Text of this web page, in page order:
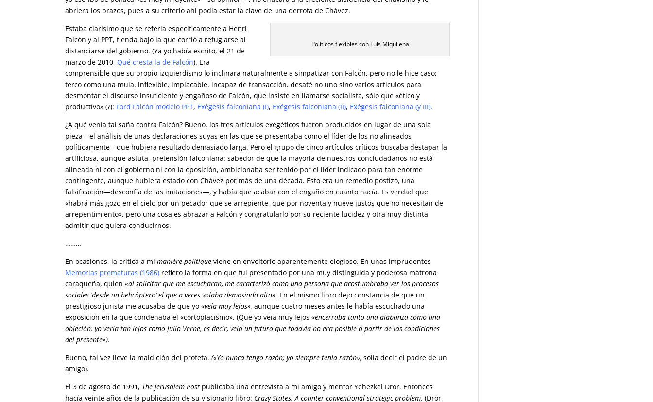
abriera los brazos, pues a su criterio ahí podía estar la clave de una derrota de Chávez.
Políticos flexibles con Luis Miquilena
Estaba clarísimo que se refería específicamente a Henri
Falcón y al PPT, tienda bajo la que corrió a refugiarse al
distanciarse del gobierno. (Ya yo había escrito, el 21 de
marzo de 2010, Qué cresta la de Falcón). Era
comprensible que su propio izquierdismo lo inclinara naturalmente a simpatizar con Falcón, pero no le hice caso;
terco como una mula, inflexible, implacable, incapaz de transacción, desaté no uno sino varios artículos para
desmontar el discurso insuficiente y engañoso de Falcón, que insiste en llamarse socialista, sólo que «ético y
productivo» (?): Ford Falcón modelo PPT, Exégesis falconiana (I), Exégesis falconiana (II), Exégesis falconiana (y III).
¿A qué venía tal saña contra Falcón? Bueno, los tres artículos exegéticos fueron producidos en lugar de una sola
pieza—el análisis de unas declaraciones suyas en las que se presentaba como el líder de los no alineados
políticamente—que hubiera resultado demasiado larga. Pero el grupo de cinco artículos críticos buscaba destapar la
artificiosa, aunque astuta, pretensión falconiana: sabedor de que la mayoría de nuestros conciudadanos no está
alineada ni con el gobierno ni con la oposición, ambicionaba ser tenido por el líder indicado para tan enorme
contingente, aunque hubiera estado con Chávez por más de una década. Esto era un remedio postizo, una
falsificación—desconfía de las imitaciones—, y había que acabar con el engaño en cuanto nacía. Es verdad que
«habrá más gozo en el cielo por un pecador que se arrepiente, que por noventa y nueve justos que no necesitan de
arrepentimiento», pero una cosa es abrazar a Falcón y congratularlo por su reciente lucidez y otra muy distinta
admitir que quiera conducirnos.
………
En ocasiones, la crítica a mimanière politiqueviene en envoltorio aparentemente elogioso. En unas imprudentes
Memorias prematuras(1986) refiero la forma en que fui presentado por una muy distinguida y poderosa matrona
caraqueña, quien«al solicitar que me escucharan, me caracterizó como una persona que acostumbraba ver los procesos
sociales ‘desde un helicóptero’ el que a veces volaba demasiado alto». En el mismo libro dejo constancia de que un
prestigioso jurista me acusaba de que yo«veía muy lejos», aunque cuatro meses antes le había escuchado una
exposición en la que condenaba el «cortoplacismo». (Que yo veía muy lejos«encerraba tanto una alabanza como una
objeción: yo vería tan lejos como Julio Verne, es decir, veía un futuro que todavía no era posible a partir de las condiciones
del presente»).
Bueno, tal vez lleve la maldición del profeta.(«Yo nunca tengo razón; yo siempre tenía razón», solía decir el padre de un
amigo).
El 3 de agosto de 1991, The Jerusalem Post publicaba una entrevista a mi amigo y mentor Yehezkel Dror. Entonces
hacía veinte años de la publicación de su visionario libro: Crazy States: A counter-conventional strategic problem. (Dror,